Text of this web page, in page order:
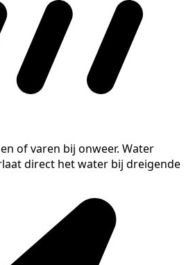
of varen bij onweer. Water
direct het water bij dreigende